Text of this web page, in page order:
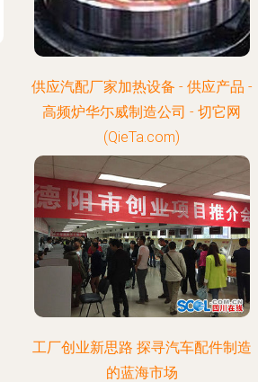
供应汽配厂家加热设备 - 供应产品 -
高频炉华尓威制造公司 - 切它网
(QieTa.com)
工厂创业新思路 探寻汽车配件制造
的蓝海市场